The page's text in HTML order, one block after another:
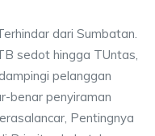
dari Sumbatan.
sedot hingga TUntas,
pelanggan
benar penyiraman
Pentingnya